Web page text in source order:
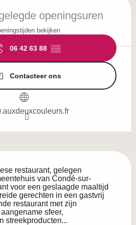
openingsuren
bekijken
06 42 63 88 ▒▒
Contacteer ons
restaurant, gelegen
van Condé-sur-
voor een geslaagde maaltijd
gerechten in een gastvrij
restaurant met zijn
sfeer,
streekproducten...